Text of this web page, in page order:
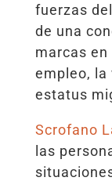
fuerzas
de una
marcas
empleo, la
estatus
Scrofano
las